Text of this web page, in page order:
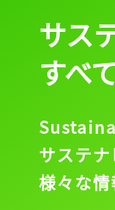
サス
すべ
サステ
様々な